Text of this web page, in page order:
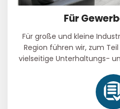
Für
Für große und kleine
Region führen wir, zum
vielseitige Unterhaltungs-